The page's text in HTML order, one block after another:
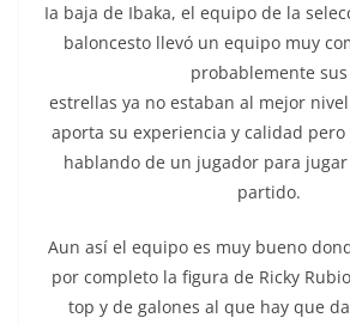
Ia baja de Ibaka, el equipo de la
baloncesto llevó un equipo muy
probablemente sus
estrellas ya no estaban al mejor
aporta su experiencia y calidad pero
hablando de un jugador para
partido.
Aun así el equipo es muy bueno
por completo la figura de Ricky
top y de galones al que hay que